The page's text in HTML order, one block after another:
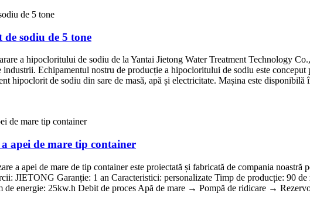
sodiu de 5 tone
a hipocloritului de sodiu de la Yantai Jietong Water Treatment Technology
Echipamentul nostru de producție a hipocloritului de sodiu este
hipoclorit de sodiu din sare de masă, apă și electricitate. Mașina este
apei de mare tip container
a apei de mare de tip container este proiectată și fabricată de compania
JIETONG Garanție: 1 an Caracteristici: personalizate Timp de producție: 90
de energie: 25kw.h Debit de proces Apă de mare → Pompă de ridicare →